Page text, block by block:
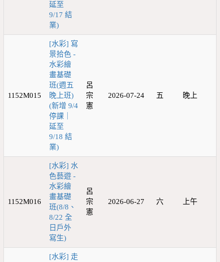
延至
9/17 結
業)
1152M015
[水彩] 寫
景拾色 -
水彩繪
畫基礎
班(週五
晚上班)
(新增 9/4
停課｜
延至
9/18 結
業)
呂
宗
憲
2026-07-24 五 晚上
1152M016
[水彩] 水
色藝遊 -
水彩繪
畫基礎
班(8/8、
8/22 全
日戶外
寫生)
呂
宗
憲
2026-06-27 六 上午
[水彩] 走